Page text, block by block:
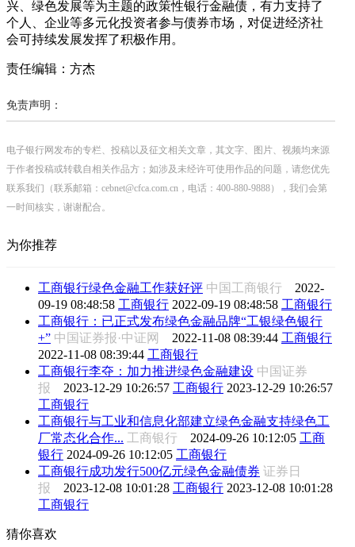
兴、绿色发展等为主题的政策性银行金融债，有力支持了
个人、企业等多元化投资者参与债券市场，对促进经济社
会可持续发展发挥了积极作用。
责任编辑：方杰
免责声明：
电子银行网发布的专栏、投稿以及征文相关文章，其文字、图片、视频均来源
于作者投稿或转载自相关作品方；如涉及未经许可使用作品的问题，请您优先
联系我们（联系邮箱：cebnet@cfca.com.cn，电话：400-880-9888），我们会第
一时间核实，谢谢配合。
为你推荐
工商银行绿色金融工作获好评 中国工商银行 2022-
09-19 08:48:58 工商银行 2022-09-19 08:48:58 工商银行
工商银行：已正式发布绿色金融品牌“工银绿色银行
+” 中国证券报·中证网 2022-11-08 08:39:44 工商银行
2022-11-08 08:39:44 工商银行
工商银行李夺：加力推进绿色金融建设 中国证券
报 2023-12-29 10:26:57 工商银行 2023-12-29 10:26:57
工商银行
工商银行与工业和信息化部建立绿色金融支持绿色工
厂常态化合作... 工商银行 2024-09-26 10:12:05 工商
银行 2024-09-26 10:12:05 工商银行
工商银行成功发行500亿元绿色金融债券 证券日
报 2023-12-08 10:01:28 工商银行 2023-12-08 10:01:28
工商银行
猜你喜欢